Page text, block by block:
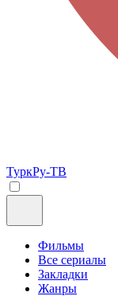
ТуркРу-ТВ
Фильмы
Все сериалы
Закладки
Жанры